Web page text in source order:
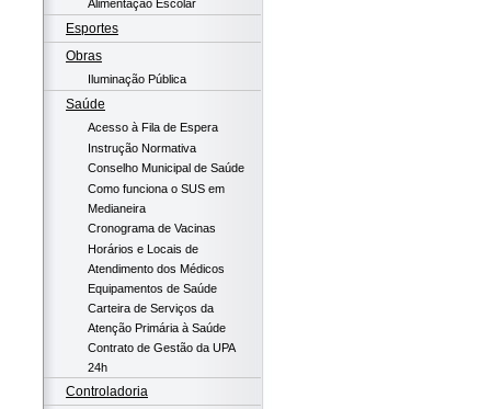
Alimentação Escolar
Esportes
Obras
Iluminação Pública
Saúde
Acesso à Fila de Espera
Instrução Normativa
Conselho Municipal de Saúde
Como funciona o SUS em
Medianeira
Cronograma de Vacinas
Horários e Locais de
Atendimento dos Médicos
Equipamentos de Saúde
Carteira de Serviços da
Atenção Primária à Saúde
Contrato de Gestão da UPA
24h
Controladoria